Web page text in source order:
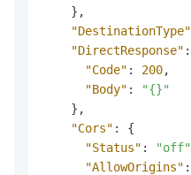
} ,
"DestinationType"
"DirectResponse" :
"Code" : 200,
"Body" :
"{}"
} ,
"Cors" :
{
"Status" : "off"
"AllowOrigins" :